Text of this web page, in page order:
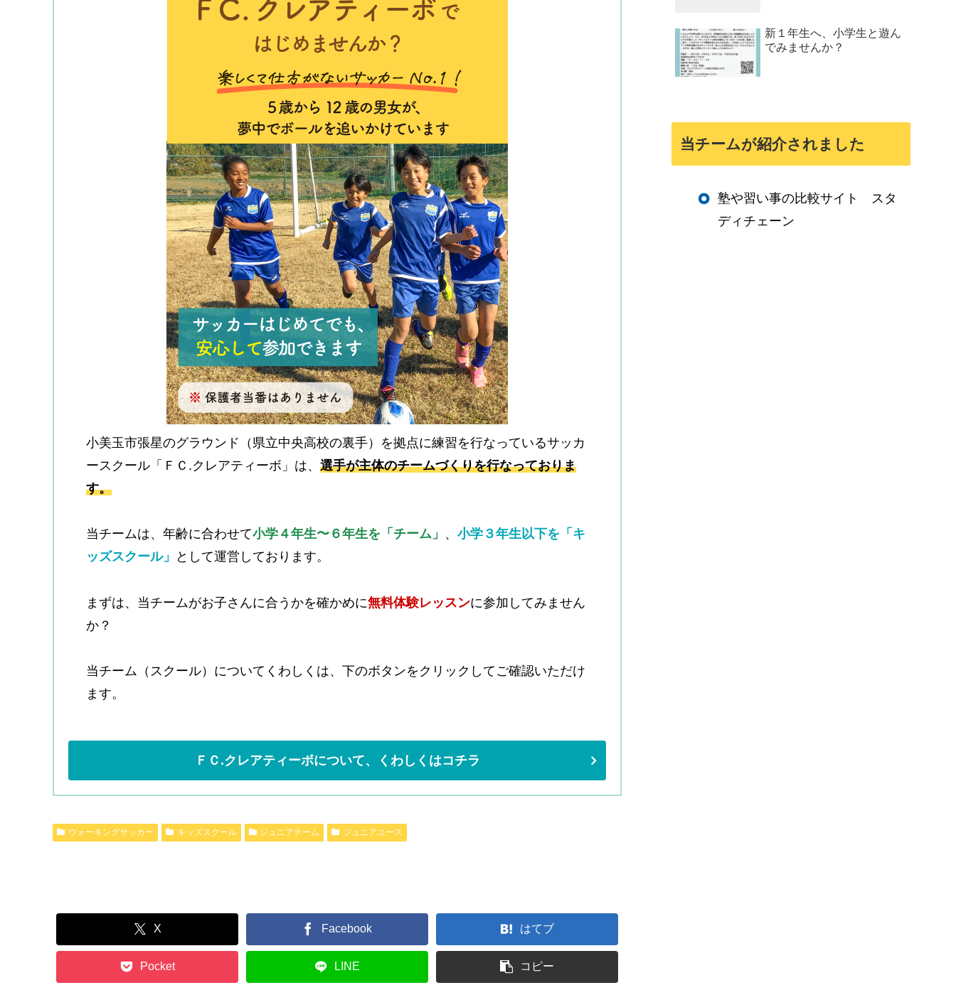
小美玉市張星のグラウンド（県立中央高校の裏手）を拠点に練習を行なっているサッカ
ースクール「ＦＣ.クレアティーボ」は、 選手が主体のチームづくりを行なっておりま
す。
当チームは、年齢に合わせて小学４年生〜６年生を「チーム」 、 小学３年生以下を「キ
ッズスクール」
として運営しております。
まずは、当チームがお子さんに合うかを確かめに無料体験レッスンに参加してみません
か？
当チーム（スクール）についてくわしくは、下のボタンをクリックしてご確認いただけ
ます。
ＦＣ.クレアティーボについて、くわしくはコチラ
ウォーキングサッカー キッズスクール ジュニアチーム ジュニアユース
X Facebook はてブ
Pocket LINE コピー
新１年生へ、小学生と遊ん
でみませんか？
当チームが紹介されました
塾や習い事の比較サイト スタ
ディチェーン